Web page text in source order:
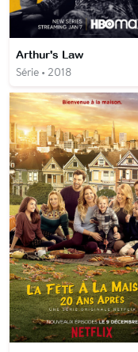
Arthur's Law
Série • 2018